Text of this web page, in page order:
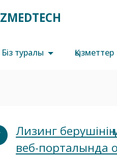
Біз туралы Қызметтер
Лизинг
веб-порталында